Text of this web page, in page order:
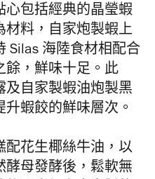
心包括經典的晶瑩蝦
材料，自家炮製蝦上
Silas 海陸食材相配合
， 鮮味十足。此
及自家製蝦油炮製黑
蝦餃的鮮味層次。
花生椰絲牛油， 以
酵母發酵後，鬆軟無